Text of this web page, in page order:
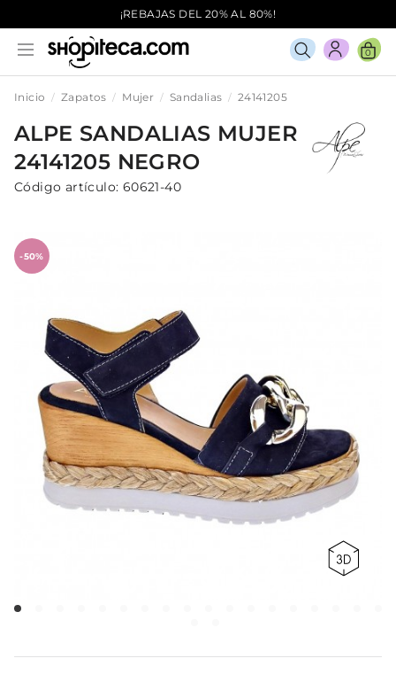
¡REBAJAS DEL 20% AL 80%!
0
Inicio Zapatos Mujer Sandalias 24141205
ALPE SANDALIAS MUJER
24141205 NEGRO
Código artículo: 60621-40
-50%